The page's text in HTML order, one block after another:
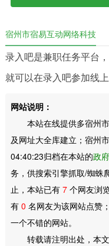
宿州市宿易互动网络科技
录入吧是兼职任务平台
就可以在录入吧参加线上
网站说明：
本站在线提供多宿州市
及网址大全库建立；宿州
04:40:23归档在本站的政
务，供搜索引擎抓取/蜘蛛
止，本站已有 7个网友浏
有 0 名网友为该网站点赞
一个不错的网站。
转载请注明出处，本文